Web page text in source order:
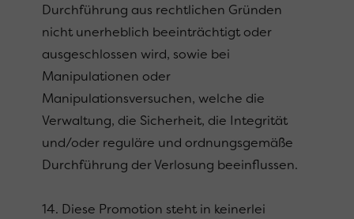
Durchführung aus rechtlichen Gründen
nicht unerheblich beeinträchtigt oder
ausgeschlossen wird, sowie bei
Manipulationen oder
Manipulationsversuchen, welche die
Verwaltung, die Sicherheit, die Integrität
und/oder reguläre und ordnungsgemäße
Durchführung der Verlosung beeinflussen.
14. Diese Promotion steht in keinerlei